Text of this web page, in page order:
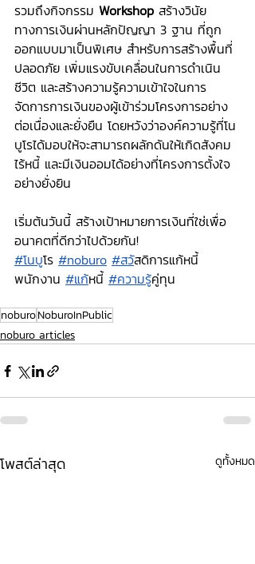
รวมถึงกิจกรรม Workshop สร้างวินัย
ทางการเงินผ่านหลักปัญญา 3 ฐาน ที่ถูก
ออกแบบมาเป็นพิเศษ สำหรับการสร้างพื้นที่
ปลอดภัย เพิ่มแรงขับเคลื่อนในการดำเนิน
ชีวิต และสร้างความรู้ความเข้าใจในการ
จัดการการเงินของผู้เข้าร่วมโครงการอย่าง
ต่อเนื่องและยั่งยืน โดยหวังว่าองค์ความรู้ที่โน
บูโรได้มอบให้จะสามารถผลักดันให้เกิดสังคม
ไร้หนี้ และมีเงินออมได้อย่างที่โครงการตั้งใจ
อย่างยั่งยิน
เริ่มต้นวันนี้ สร้างเป้าหมายการเงินที่ใช่เพื่อ
อนาคตที่ดีกว่าไปด้วยกัน!
#โนบูโร #noburo #สวัสดิการแก้หนี้
พนักงาน #แก้หนี้ #ความรู้คู่ทุน
noburoNoburoInPublic
noburo articles
โพสต์ล่าสุด ดูทั้งหมด